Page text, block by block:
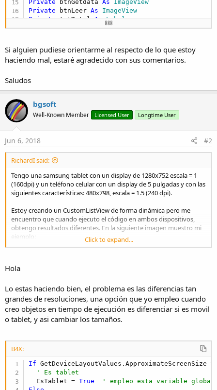
Private btnGetdata As ImageView
Private btnLeer As ImageView
Private
txtTotal As
Label
' color naranja.RGB(255,105,10)
Private
lblTracking As
Private Label4 As Label
End Sub
Sub
Activity.LoadLayout("AppLeeManifiestos")
sTrackings.AsView.Color = Colors.White
Activity.AddView(sTrackings.AsView, 20dip
Trackings.Initialize
End
Sub Activity_Resume
Sub Activity_Pause (UserClosed As Boolean )
End Sub
Sub btnSumatoria_Click
End Sub
Sub
btnSalir_Click
Activity.Finish
sTrackings.Add(CreateListItem(tracking.text,
End If
tracking.text = ""
End
Sub CreateListItem(Text As String, Width As Int,
p.Initialize(
Dim lbl As
Label
lbl.Initialize(
Si alguien pudiese orientarme al respecto de lo que estoy
haciendo mal, estaré agradecido con sus comentarios.
Saludos
bgsoft
Well-Known Member Licensed User Longtime User
Jun 6, 2018 #2
RichardI said:
Tengo una samsung tablet con un display de 1280x752 escala = 1
(160dpi) y un teléfono celular con un display de 5 pulgadas y con las
siguientes características: 480x798, escala = 1.5 (240 dpi).
Estoy creando un CustomListView de forma dinámica pero me
encuentro que cuando ejecuto el código en ambos dispositivos,
obtengo resultados diferentes. En la siguiente imagen muestro mi
ejemplo:
En la parte central del diseñador estoy agregando el control antes
222dip. si lo ejecuto en el celular queda perfecto, pero cuando paso
a la tablet, me lo coloca encima de los controles "imageview1" y
"lbltracking".
El código que tengo escrito para este programa es:
B4X:
#Region  Activity Attributes
#FullScreen:
#IncludeTitle: False
Click to expand...
Hola
Lo estas haciendo bien, el problema es las diferencias tan
grandes de resoluciones, una opción que yo empleo cuando
creo objetos en tiempo de ejecución es diferenciar si es movil
o tablet, y asi cambiar los tamaños.
B4X:
If GetDeviceLayoutValues.ApproximateScreenSize
' Es tablet
  EsTablet =
True
' empleo esta variable global